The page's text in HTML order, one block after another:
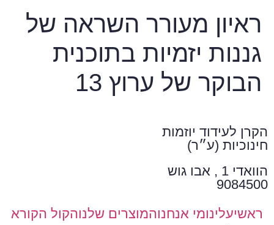
ראיון מעורר השראה של
גננות יזמיות בתוכנית
הבוקר של ערוץ 13
הקרן לעידוד יוזמות
חינוכיות (ע״ר)
הוואדי 1 , אבו גוש
9084500
ראשיעלינומי אנחנוהמוצרים שלנוהקול הקורא